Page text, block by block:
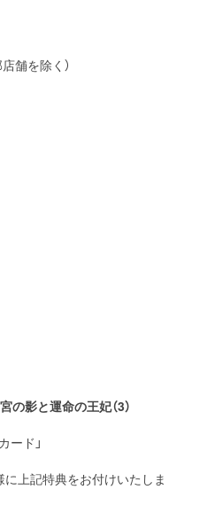
舗を除く）
影と運命の王妃（3）
ード」
上記特典をお付けいたしま